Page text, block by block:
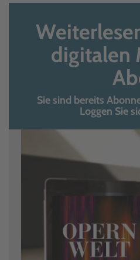
digitalen
Sie sind bereits
Loggen Sie